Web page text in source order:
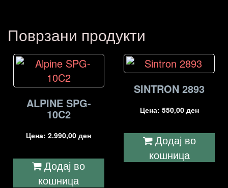
Поврзани продукти
ALPINE SPG-
10C2
Цена:2.990,00ден
Додај во
кошница
SINTRON 2893
Цена: 550,00 ден
Додај во
кошница